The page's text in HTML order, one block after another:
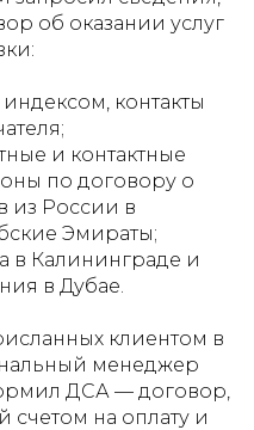
об оказании услуг
контакты
и контактные
по договору о
из России в
Эмираты;
в Калининграде и
в Дубае.
клиентом в
менеджер
ДСА — договор,
на оплату и